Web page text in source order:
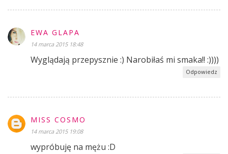
EWA GLAPA
14 marca 2015 18:48
Wyglądają przepysznie :) Narobiłaś mi smaka!! :))))
Odpowiedz
MISS COSMO
14 marca 2015 19:08
wypróbuję na mężu :D